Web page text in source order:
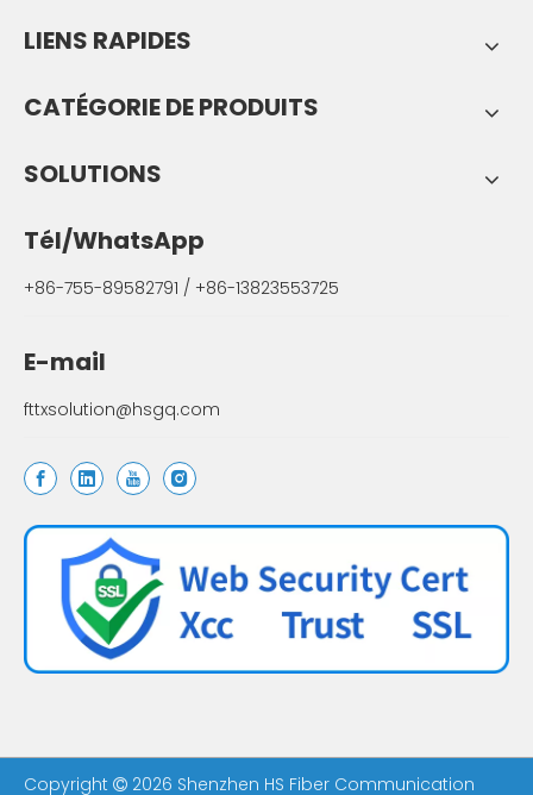
LIENS RAPIDES
CATÉGORIE DE PRODUITS
SOLUTIONS
Tél/WhatsApp
+86-755-89582791 / +86-13823553725
E-mail
fttxsolution@hsgq.com
Copyright  2026 Shenzhen HS Fiber Communication